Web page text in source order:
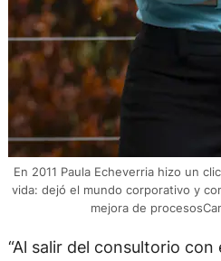
En 2011 Paula Echeverria hizo un
vida: dejó el mundo corporativo y
mejora de
“Al salir del consultorio